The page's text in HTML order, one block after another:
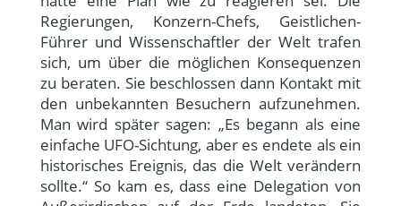
Regierungen, Konzern-Chefs, Geistlichen-
Führer und Wissenschaftler der Welt trafen
sich, um über die möglichen Konsequenzen
zu beraten. Sie beschlossen dann Kontakt mit
den unbekannten Besuchern aufzunehmen.
Man wird später sagen: „Es begann als eine
einfache UFO-Sichtung, aber es endete als ein
historisches Ereignis, das die Welt verändern
sollte.“ So kam es, dass eine Delegation von